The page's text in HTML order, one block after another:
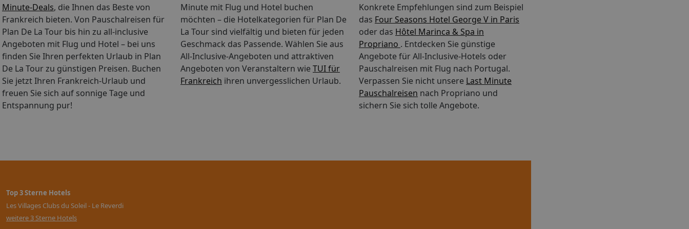
Verlangen genauere Informationen über eine solche Eignung unter Berücksichtigung Ihrer Bedürfnisse
zukommen.
Minute-Deals, die Ihnen das Beste von
Frankreich bieten. Von Pauschalreisen für
Plan De La Tour bis hin zu all-inclusive
Angeboten mit Flug und Hotel – bei uns
finden Sie Ihren perfekten Urlaub in Plan
De La Tour zu günstigen Preisen. Buchen
Sie jetzt Ihren Frankreich-Urlaub und
freuen Sie sich auf sonnige Tage und
Entspannung pur!
Minute mit Flug und Hotel buchen
möchten – die Hotelkategorien für Plan De
La Tour sind vielfältig und bieten für jeden
Geschmack das Passende. Wählen Sie aus
All-Inclusive-Angeboten und attraktiven
Angeboten von Veranstaltern wie TUI für
Frankreich ihren unvergesslichen Urlaub.
Konkrete Empfehlungen sind zum Beispiel
das Four Seasons Hotel George V in Paris
oder das Hôtel Marinca & Spa in
Propriano . Entdecken Sie günstige
Angebote für All-Inclusive-Hotels oder
Pauschalreisen mit Flug nach Portugal.
Verpassen Sie nicht unsere Last Minute
Pauschalreisen nach Propriano und
sichern Sie sich tolle Angebote.
Top 3 Sterne Hotels
Les Villages Clubs du Soleil - Le Reverdi
weitere 3 Sterne Hotels